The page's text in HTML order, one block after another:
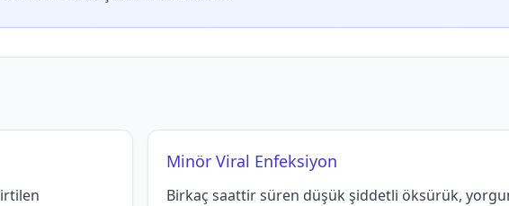
Minör Viral Enfeksiyon
Birkaç saattir süren düşük şiddetli öksürük,